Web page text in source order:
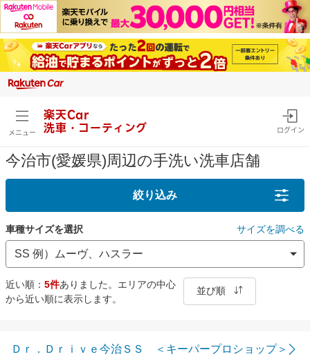
メニュー
楽天Car
洗車・コーティング
ログイン
今治市(愛媛県)周辺の手洗い洗車店舗
絞り込み
車種サイズを選択 サイズを調べる
近い順： 5件ありました。エリアの中心
から近い順に表示します。
並び順
金額の安い順
Ｄｒ．Ｄｒｉｖｅ今治ＳＳ ＜キーパープロショップ＞